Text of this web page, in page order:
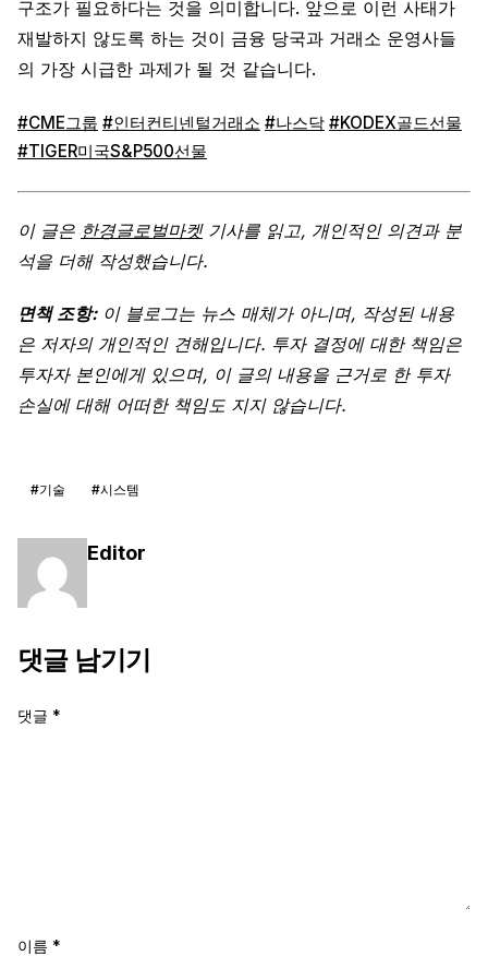
구조가 필요하다는 것을 의미합니다. 앞으로 이런 사태가
재발하지 않도록 하는 것이 금융 당국과 거래소 운영사들
의 가장 시급한 과제가 될 것 같습니다.
#CME그룹 #인터컨티넨털거래소 #나스닥 #KODEX골드선물
#TIGER미국S&P500선물
이 글은 한경글로벌마켓기사를 읽고, 개인적인 의견과 분
석을 더해 작성했습니다.
면책 조항:이 블로그는 뉴스 매체가 아니며, 작성된 내용
은 저자의 개인적인 견해입니다. 투자 결정에 대한 책임은
투자자 본인에게 있으며, 이 글의 내용을 근거로 한 투자
손실에 대해 어떠한 책임도 지지 않습니다.
#기술 #시스템
Editor
댓글 남기기
댓글 *
이름 *